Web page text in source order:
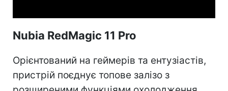
Nubia RedMagic 11 Pro
Орієнтований на геймерів та ентузіастів,
пристрій поєднує топове залізо з